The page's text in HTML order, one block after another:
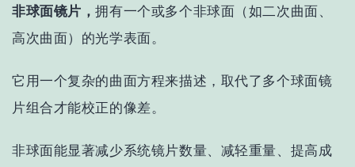
非球面镜片，拥有一个或多个非球面（如二次曲面、
高次曲面）的光学表面。
它用一个复杂的曲面方程来描述，取代了多个球面镜
片组合才能校正的像差。
非球面能显著减少系统镜片数量、减轻重量、提高成